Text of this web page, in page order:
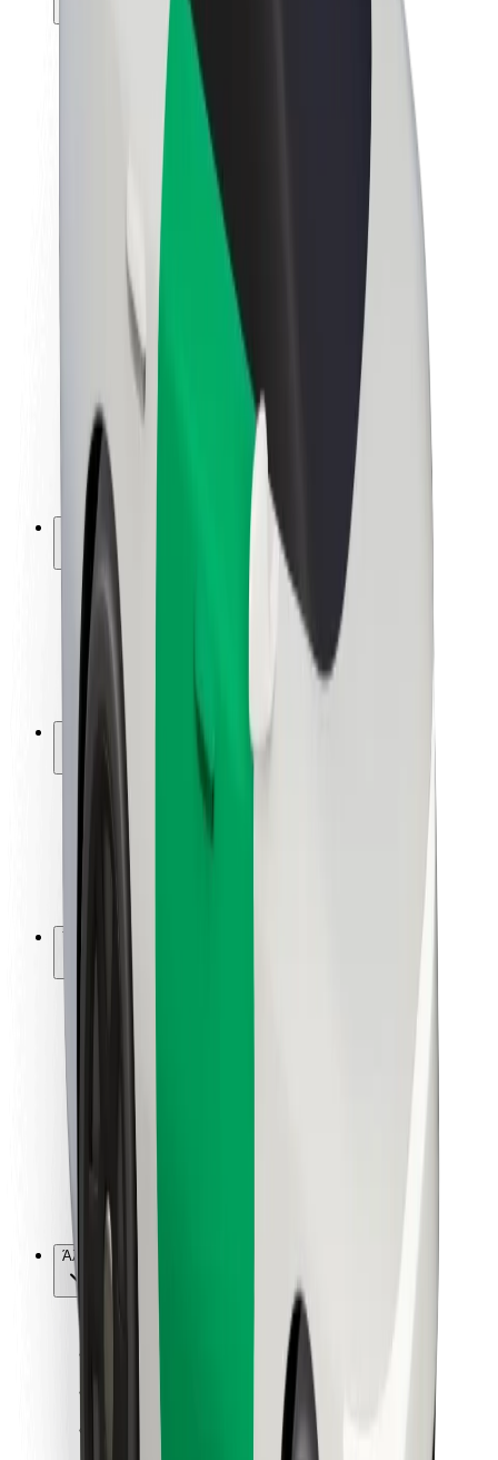
Θέσεις εργασίας
Σχετικά με τη Bolt
Βιωσιμότητα στη Bolt
Project Zero
Κέντρο Τύπου
Κατευθυντήριες γραμμές Brand
Αποστολή
Σχέσεις με Επενδυτές
Ηγεσία
Μάρκα
Μέσα ενημέρωσης
Urban Fund
Ασφάλεια
Ασφάλεια επιβάτη
Ασφάλεια οδηγών
Ασφάλεια σκούτερ
Εργαστήριο ασφάλειας
Τοποθεσίες
Λύσεις για την πόλη
Αεροδρόμια
Bolt Αποβάθρες Φόρτισης
Υποστήριξη
Για επιβάτες
Για τους οδηγούς
Bolt Food
Για ιδιοκτήτες στόλου οχημάτων
Bolt for Business
Άλλο
Προμηθευτές
Όροι & Προϋποθέσεις
Ασφάλεια